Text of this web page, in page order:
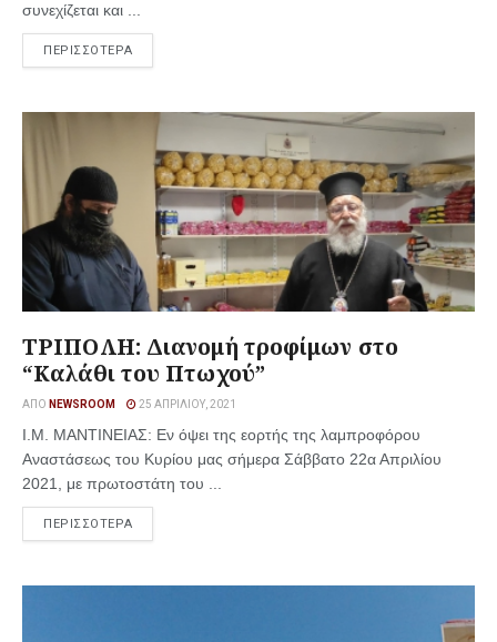
συνεχίζεται και ...
ΠΕΡΙΣΣΟΤΕΡΑ
ΤΡΙΠΟΛΗ: Διανομή τροφίμων στο
“Καλάθι του Πτωχού”
ΑΠΌ NEWSROOM 25 ΑΠΡΙΛΊΟΥ, 2021
Ι.Μ. ΜΑΝΤΙΝΕΙΑΣ: Εν όψει της εορτής της λαμπροφόρου
Αναστάσεως του Κυρίου μας σήμερα Σάββατο 22α Απριλίου
2021, με πρωτοστάτη του ...
ΠΕΡΙΣΣΟΤΕΡΑ